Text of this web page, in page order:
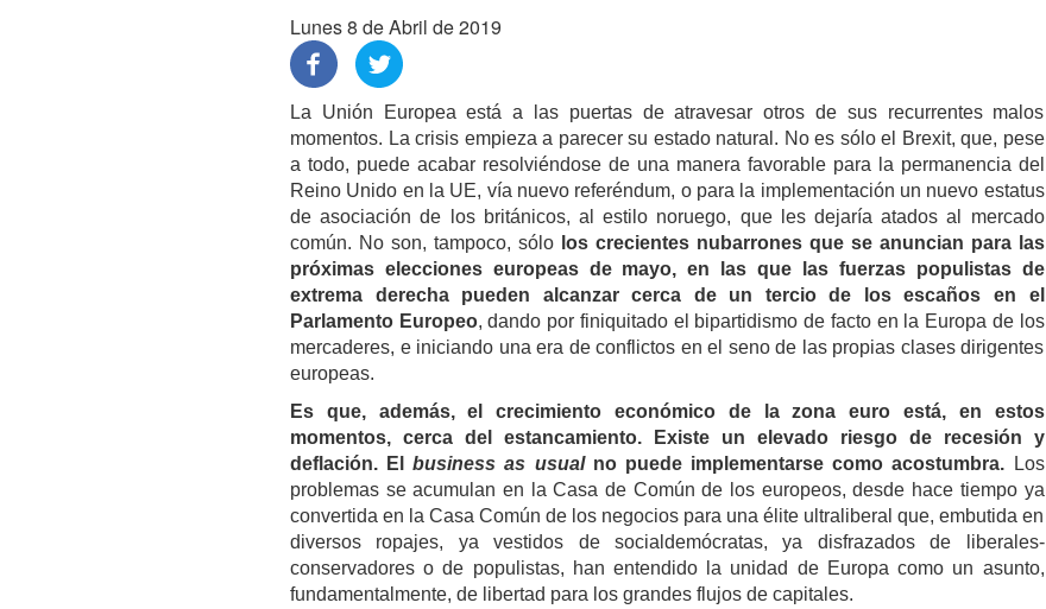
Lunes 8 de Abril de 2019
La Unión Europea está a las puertas de atravesar otros de sus recurrentes malos
momentos. La crisis empieza a parecer su estado natural. No es sólo el Brexit, que, pese
a todo, puede acabar resolviéndose de una manera favorable para la permanencia del
Reino Unido en la UE, vía nuevo referéndum, o para la implementación un nuevo estatus
de asociación de los británicos, al estilo noruego, que les dejaría atados al mercado
común. No son, tampoco, sólo los crecientes nubarrones que se anuncian para las
próximas elecciones europeas de mayo, en las que las fuerzas populistas de
extrema derecha pueden alcanzar cerca de un tercio de los escaños en el
Parlamento Europeo, dando por finiquitado el bipartidismo de facto en la Europa de los
mercaderes, e iniciando una era de conflictos en el seno de las propias clases dirigentes
europeas.
Es que, además, el crecimiento económico de la zona euro está, en estos
momentos, cerca del estancamiento. Existe un elevado riesgo de recesión y
deflación. Elbusiness as usualno puede implementarse como acostumbra. Los
problemas se acumulan en la Casa de Común de los europeos, desde hace tiempo ya
convertida en la Casa Común de los negocios para una élite ultraliberal que, embutida en
diversos ropajes, ya vestidos de socialdemócratas, ya disfrazados de liberales-
conservadores o de populistas, han entendido la unidad de Europa como un asunto,
fundamentalmente, de libertad para los grandes flujos de capitales.